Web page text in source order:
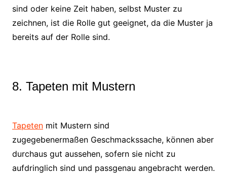
sind oder keine Zeit haben, selbst Muster zu
zeichnen, ist die Rolle gut geeignet, da die Muster ja
bereits auf der Rolle sind.
8. Tapeten mit Mustern
Tapetenmit Mustern sind
zugegebenermaßen Geschmackssache, können aber
durchaus gut aussehen, sofern sie nicht zu
aufdringlich sind und passgenau angebracht werden.